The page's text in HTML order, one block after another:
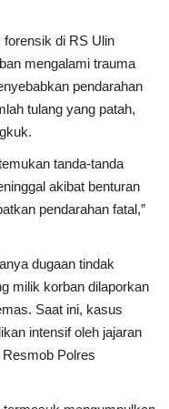
di RS Ulin
mengalami trauma
pendarahan
tulang yang patah,
tanda-tanda
akibat benturan
pendarahan fatal,”
dugaan tindak
milik korban dilaporkan
Saat ini, kasus
intensif oleh jajaran
Polres